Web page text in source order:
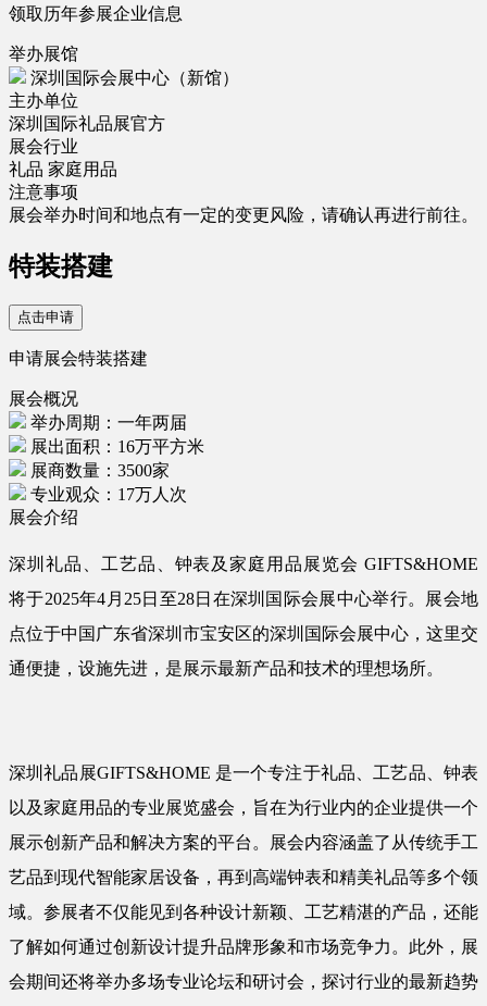
领取历年参展企业信息
举办展馆
深圳国际会展中心（新馆）
主办单位
深圳国际礼品展官方
展会行业
礼品 家庭用品
注意事项
展会举办时间和地点有一定的变更风险，请确认再进行前往。
特装搭建
点击申请
申请展会特装搭建
展会概况
举办周期：一年两届
展出面积：16万平方米
展商数量：3500家
专业观众：17万人次
展会介绍
深圳礼品、工艺品、钟表及家庭用品展览会 GIFTS&HOME
将于2025年4月25日至28日在深圳国际会展中心举行。展会地
点位于中国广东省深圳市宝安区的深圳国际会展中心，这里交
通便捷，设施先进，是展示最新产品和技术的理想场所。
深圳礼品展GIFTS&HOME 是一个专注于礼品、工艺品、钟表
以及家庭用品的专业展览盛会，旨在为行业内的企业提供一个
展示创新产品和解决方案的平台。展会内容涵盖了从传统手工
艺品到现代智能家居设备，再到高端钟表和精美礼品等多个领
域。参展者不仅能见到各种设计新颖、工艺精湛的产品，还能
了解如何通过创新设计提升品牌形象和市场竞争力。此外，展
会期间还将举办多场专业论坛和研讨会，探讨行业的最新趋势